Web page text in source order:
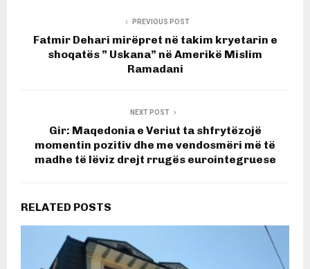
PREVIOUS POST
Fatmir Dehari mirëpret në takim kryetarin e
shoqatës ” Uskana” në Amerikë Mislim
Ramadani
NEXT POST
Gir: Maqedonia e Veriut ta shfrytëzojë
momentin pozitiv dhe me vendosmëri më të
madhe të lëviz drejt rrugës eurointegruese
RELATED POSTS